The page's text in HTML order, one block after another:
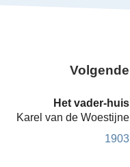
Volgende
Het vader-huis
Karel van de Woestijne
1903